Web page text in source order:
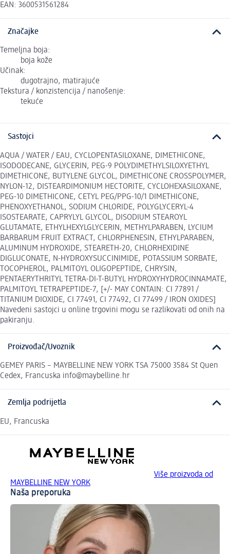
EAN: 3600531561284
Značajke
Temeljna boja:
boja kože
Učinak:
dugotrajno, matirajuće
Tekstura / konzistencija / nanošenje:
tekuće
Sastojci
AQUA / WATER / EAU, CYCLOPENTASILOXANE, DIMETHICONE,
ISODODECANE, GLYCERIN, PEG-9 POLYDIMETHYLSILOXYETHYL
DIMETHICONE, BUTYLENE GLYCOL, DIMETHICONE CROSSPOLYMER,
NYLON-12, DISTEARDIMONIUM HECTORITE, CYCLOHEXASILOXANE,
PEG-10 DIMETHICONE, CETYL PEG/PPG-10/1 DIMETHICONE,
PHENOXYETHANOL, SODIUM CHLORIDE, POLYGLYCERYL-4
ISOSTEARATE, CAPRYLYL GLYCOL, DISODIUM STEAROYL
GLUTAMATE, ETHYLHEXYLGLYCERIN, METHYLPARABEN, LYCIUM
BARBARUM FRUIT EXTRACT, CHLORPHENESIN, ETHYLPARABEN,
ALUMINUM HYDROXIDE, STEARETH-20, CHLORHEXIDINE
DIGLUCONATE, N-HYDROXYSUCCINIMIDE, POTASSIUM SORBATE,
TOCOPHEROL, PALMITOYL OLIGOPEPTIDE, CHRYSIN,
PENTAERYTHRITYL TETRA-DI-T-BUTYL HYDROXYHYDROCINNAMATE,
PALMITOYL TETRAPEPTIDE-7, [+/- MAY CONTAIN: CI 77891 /
TITANIUM DIOXIDE, CI 77491, CI 77492, CI 77499 / IRON OXIDES]
Navedeni sastojci u online trgovini mogu se razlikovati od onih na
pakiranju.
Proizvođač/Uvoznik
GEMEY PARIS – MAYBELLINE NEW YORK TSA 75000 3584 St Quen
Cedex, Francuska info@maybelline.hr
Zemlja podrijetla
EU, Francuska
Više proizvoda od
MAYBELLINE NEW YORK
Naša preporuka